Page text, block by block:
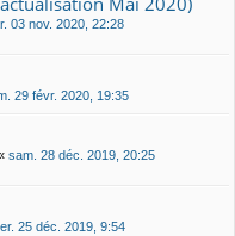
03 nov. 2020, 22:28
29 févr. 2020, 19:35
sam. 28 déc. 2019, 20:25
25 déc. 2019, 9:54